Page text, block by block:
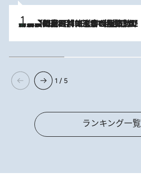
2026.8.8
「最後に見られてよかった」上野動物園の東園パンダ舎が解体前に特別公開。8月16日まで延長されたパネル展と共に辿る“半世紀”のパンダ飼育《解体工事の図面あり》
1 / 5
ランキング一覧